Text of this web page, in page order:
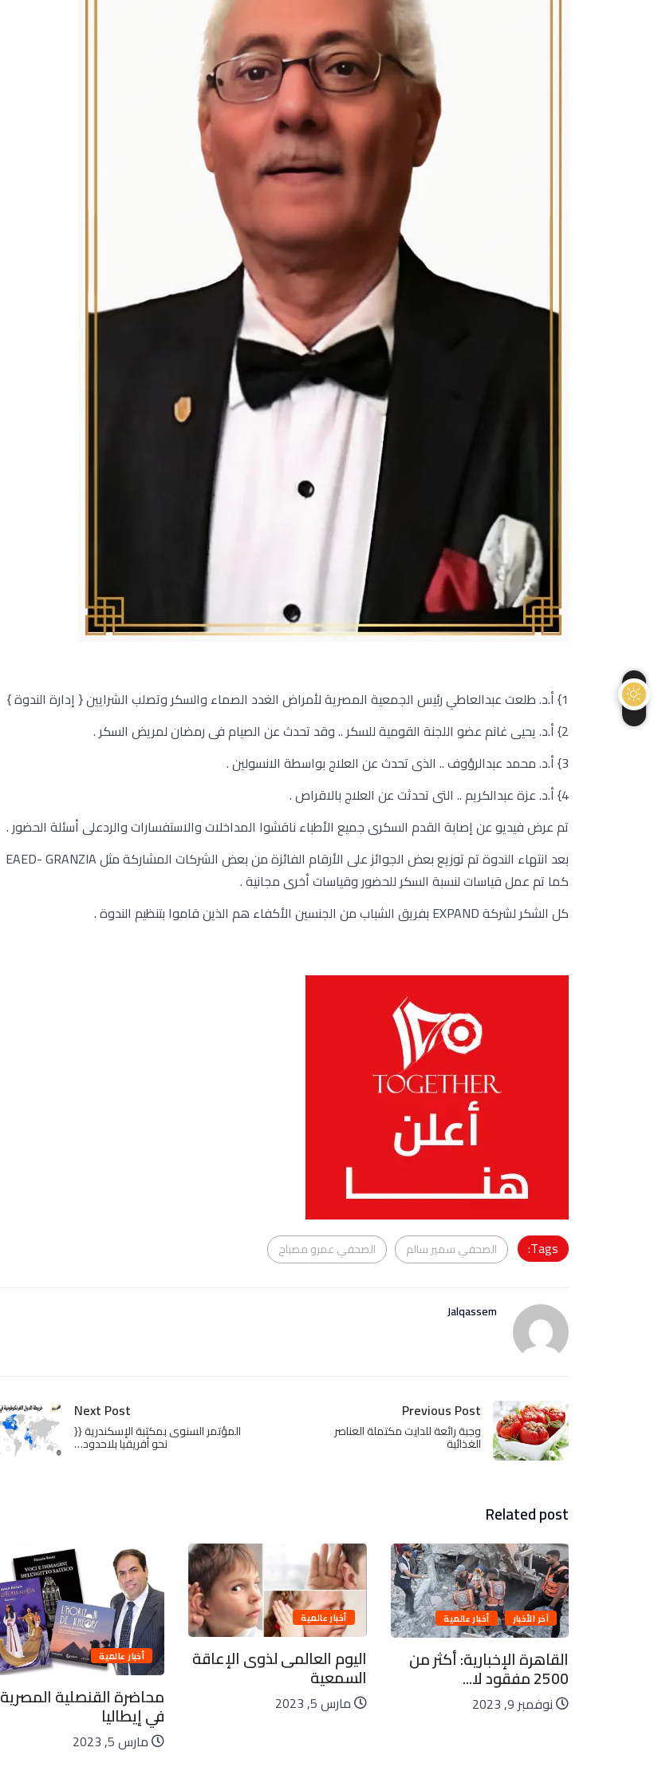
1} أ.د. طلعت عبدالعاطي رئيس الجمعية المصرية لأمراض الغدد الصماء والسكر وتصلب الشرايين { إدارة الندوة }
2} أ.د. يحيى غانم عضو اللجنة القومية للسكر .. وقد تحدث عن الصيام فى رمضان لمريض السكر .
3} أ.د. محمد عبدالرؤوف .. الذى تحدث عن العلاج بواسطة الانسولين .
4} أ.د. عزة عبدالكريم .. التى تحدثت عن العلاج بالاقراص .
تم عرض فيديو عن إصابة القدم السكرى جميع الأطباء ناقشوا المداخلات والاستفسارات والردعلى أسئلة الحضور .
بعد انتهاء الندوة تم توزيع بعض الجوائز على الأرقام الفائزة من بعض الشركات المشاركة مثل EAED- GRANZIA
كما تم عمل قياسات لنسبة السكر للحضور وقياسات أخرى مجانية .
كل الشكر لشركة EXPAND بفريق الشباب من الجنسين الأكفاء هم الذين قاموا بتنظيم الندوة .
Tags: الصحفي سمير سالم الصحفي عمرو مصباح
Jalqassem
Previous Post
وجبة رائعة للدايت مكتملة العناصر
الغذائية
Next Post
المؤتمر السنوى بمكتبة الإسكندرية {{
نحو أفريقيا بلاحدود…
Related post
آخر الأخبار أخبار عالمية
القاهرة الإخبارية: أكثر من
2500 مفقود لا...
نوفمبر 9, 2023
أخبار عالمية
اليوم العالمى لذوى الإعاقة
السمعية
مارس 5, 2023
أخبار عالمية
محاضرة القنصلية المصرية
في إيطاليا
مارس 5, 2023